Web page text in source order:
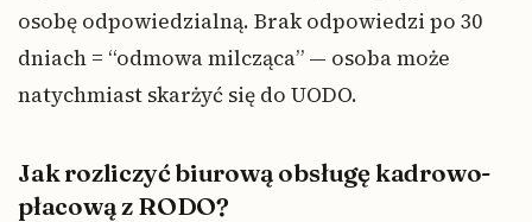
osobę odpowiedzialną. Brak odpowiedzi po 30
dniach = “odmowa milcząca” — osoba może
natychmiast skarżyć się do UODO.
Jak rozliczyć biurową obsługę kadrowo-
płacową z RODO?